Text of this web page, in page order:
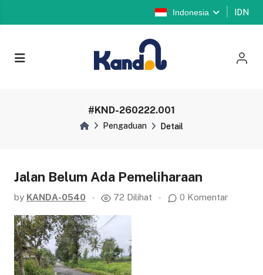
Indonesia IDN
#KND-260222.001
Pengaduan Detail
Jalan Belum Ada Pemeliharaan
by KANDA-0540 72 Dilihat 0 Komentar